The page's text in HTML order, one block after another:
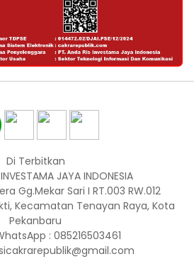
Di Terbitkan
JAYA INDONESIA
Gg.Mekar Sari I RT.003 RW.012
Kecamatan Tenayan Raya, Kota
Pekanbaru
: 085216503461